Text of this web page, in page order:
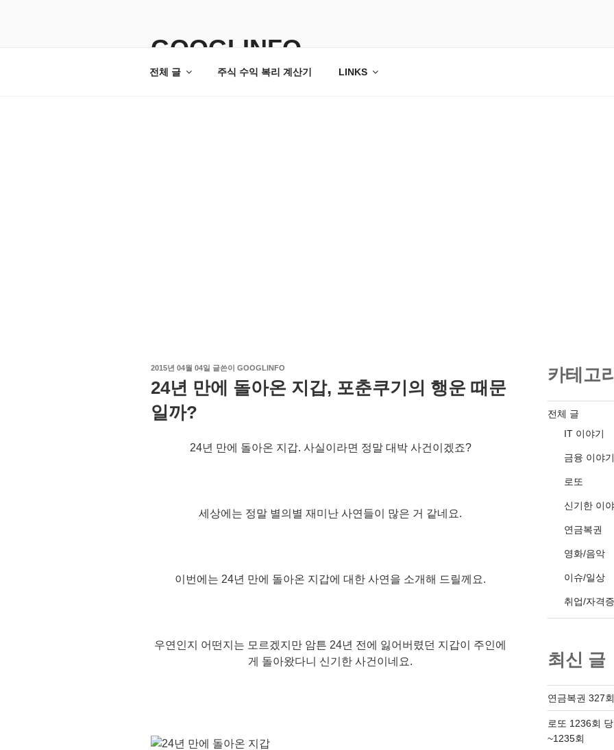
GOOGLINFO
전체 글 주식 수익 복리 계산기 LINKS
작
일
2015년 04월 04일 글쓴이 GOOGLINFO
24년 만에 돌아온 지갑, 포춘쿠기의 행운 때문
일까?
24년 만에 돌아온 지갑. 사실이라면 정말 대박 사건이겠죠?
세상에는 정말 별의별 재미난 사연들이 많은 거 같네요.
이번에는 24년 만에 돌아온 지갑에 대한 사연을 소개해 드릴께요.
우연인지 어떤지는 모르겠지만 암튼 24년 전에 잃어버렸던 지갑이 주인에
게 돌아왔다니 신기한 사건이네요.
카테고
전체 글
IT 이야기
금융 이야기
로또
신기한 이
연금복권
영화/음악
이슈/일상
취업/자격증
최신 글
연금복권 327
로또 1236회
~1235회